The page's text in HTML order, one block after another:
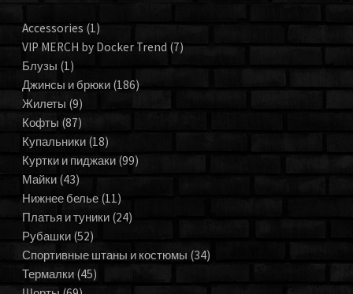
Accessories (1)
VIP MERCH by Docker Trend (7)
Блузы (1)
Джинсы и брюки (186)
Жилеты (9)
Кофты (87)
Купальники (18)
Куртки и пиджаки (99)
Майки (43)
Нижнее белье (11)
Платья и туники (24)
Рубашки (52)
Спортивные штаны и костюмы (34)
Термалки (45)